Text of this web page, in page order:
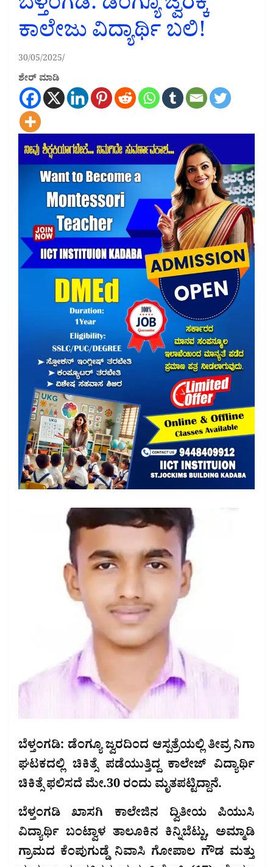
ಕಾಲೇಜು ವಿದ್ಯಾರ್ಥಿ ಬಲಿ!
30/05/2025
ಶೇರ್ ಮಾಡಿ
ಬೆಳ್ತಂಗಡಿ: ಡೆಂಗ್ಯೂ ಜ್ವರದಿಂದ ಆಸ್ಪತ್ರೆಯಲ್ಲಿ ತೀವ್ರ ನಿಗಾ
ಘಟಕದಲ್ಲಿ ಚಿಕಿತ್ಸೆ ಪಡೆಯುತ್ತಿದ್ದ ಕಾಲೇಜ್ ವಿದ್ಯಾರ್ಥಿ
ಚಿಕಿತ್ಸೆ ಫಲಿಸದೆ ಮೇ.30 ರಂದು ಮೃತಪಟ್ಟಿದ್ದಾನೆ.
ಬೆಳ್ತಂಗಡಿ ಖಾಸಗಿ ಕಾಲೇಜಿನ ದ್ವಿತೀಯ ಪಿಯುಸಿ
ವಿದ್ಯಾರ್ಥಿ ಬಂಟ್ವಾಳ ತಾಲೂಕಿನ ಕಿನ್ನಿಬೆಟ್ಟು, ಅಮ್ಮಾಡಿ
ಗ್ರಾಮದ ಕೆಂಪುಗುಡ್ಡೆ ನಿವಾಸಿ ಗೋಪಾಲ ಗೌಡ ಮತ್ತು